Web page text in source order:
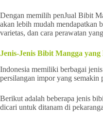
Dengan memilih penJual Bibit
akan lebih mudah mendapatkan
varietas, dan cara perawatan
Jenis-Jenis Bibit Mangga
Indonesia memiliki berbagai
persilangan impor yang semakin
Berikut adalah beberapa jenis
dicari untuk ditanam di